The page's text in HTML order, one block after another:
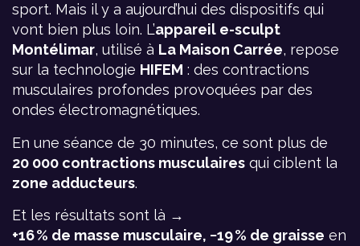
sport. Mais il y a aujourd’hui des dispositifs qui
vont bien plus loin. L’appareil e-sculpt
Montélimar, utilisé à La Maison Carrée, repose
sur la technologie HIFEM : des contractions
musculaires profondes provoquées par des
ondes électromagnétiques.
En une séance de 30 minutes, ce sont plus de
20 000 contractions musculaires qui ciblent la
zone adducteurs.
Et les résultats sont là →
+16 % de masse musculaire, −19 % de graisse en